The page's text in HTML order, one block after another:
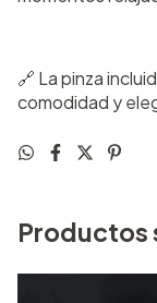
🔗 La pinza
comodidad y
Productos